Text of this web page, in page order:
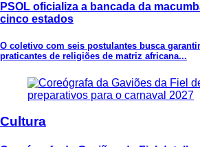
PSOL oficializa a bancada da
cinco estados
O coletivo com seis postulantes busca
praticantes de religiões de matriz africana...
Cultura